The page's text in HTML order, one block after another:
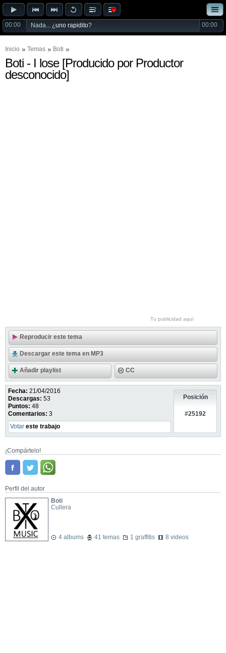
00:00 Nada... ¿uno rapidito? 00:00
Inicio Temas Boti
Boti - I lose [Producido por Productor
desconocido]
Tu publicidad aquí
Reproducir este tema
Descargar este tema en MP3
Añadir playlist CC
Fecha: 21/04/2016
Descargas: 53
Puntos: 48
Comentarios: 3
Votar este trabajo
Posición
#25192
¡Compártelo!
Perfil del autor
Boti
Cullera
4 albums 41 temas 1 graffitis 8 videos